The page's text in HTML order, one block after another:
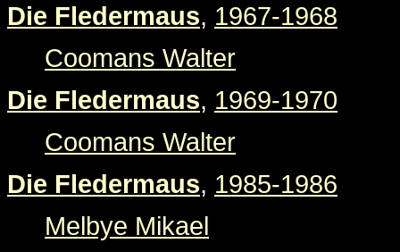
Die Fledermaus, 1967-1968
Coomans Walter
Die Fledermaus, 1969-1970
Coomans Walter
Die Fledermaus, 1985-1986
Melbye Mikael